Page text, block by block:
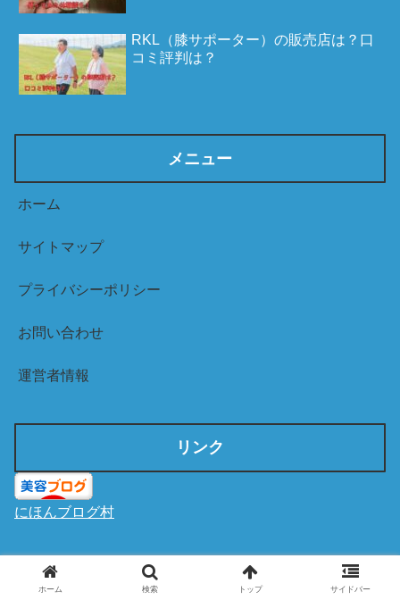
RKL（膝サポーター）の販売店は？口
コミ評判は？
メニュー
ホーム
サイトマップ
プライバシーポリシー
お問い合わせ
運営者情報
リンク
にほんブログ村
インスタはこちら
ホーム 検索 トップ サイドバー